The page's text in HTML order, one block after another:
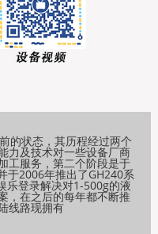
的状态，其历程经过两个
力及技术对一些设备厂商
工服务，第二个阶段是于
于2006年推出了GH240系
乐登录解决对1-500g的液
，在之后的每年都不断推
线路现拥有